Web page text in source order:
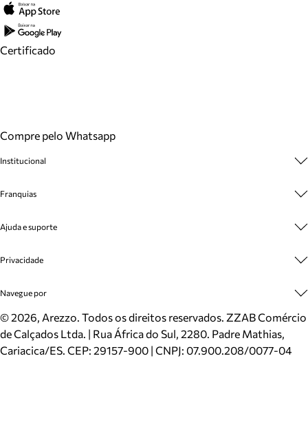
Certificado
Compre pelo Whatsapp
Institucional
Cashback
Venda Corporativa
Mapa do Site
Inverno
Mundo Arezzo
Franquias
Plano de Negócio
Ajuda e suporte
Cadastro
Meus Pedidos
Trocas e Devoluções
Cartão Presente
Localizador de lojas
Privacidade
Politica e Privacidade
Navegue por
Sapatos
Bolsas
Scarpins
©2026, Arezzo. Todos os direitos reservados. ZZAB Comércio
de Calçados Ltda. | Rua África do Sul, 2280. Padre Mathias,
Cariacica/ES. CEP: 29157-900 | CNPJ: 07.900.208/0077-04